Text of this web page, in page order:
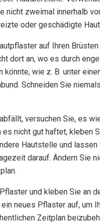
nicht zweimal innerhalb
oder geschädigte
auf Ihren Brüsten
dort an, wo es durch
könnte, wie z. B. unter
Schneiden Sie
versuchen Sie, es
es nicht gut haftet, kleben
Hautstelle und lassen
darauf. Ändern Sie
und kleben Sie an
neues Pflaster auf, um
Zeitplan